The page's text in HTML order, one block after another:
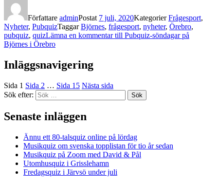
Författare adminPostat 7 juli, 2020KategorierFrågesport,
Nyheter, PubquizTaggarBjörnes, frågesport, nyheter, Örebro,
pubquiz, quizLämna en kommentartill Pubquiz-söndagar på
Björnes i Örebro
Inläggsnavigering
Sida 1 Sida 2 … Sida 15 Nästa sida
Sök efter:
Sök
Senaste inläggen
Ännu ett 80-talsquiz online på lördag
Musikquiz om svenska topplistan för tio år sedan
Musikquiz på Zoom med David & Pål
Utomhusquiz i Grisslehamn
Fredagsquiz i Järvsö under juli